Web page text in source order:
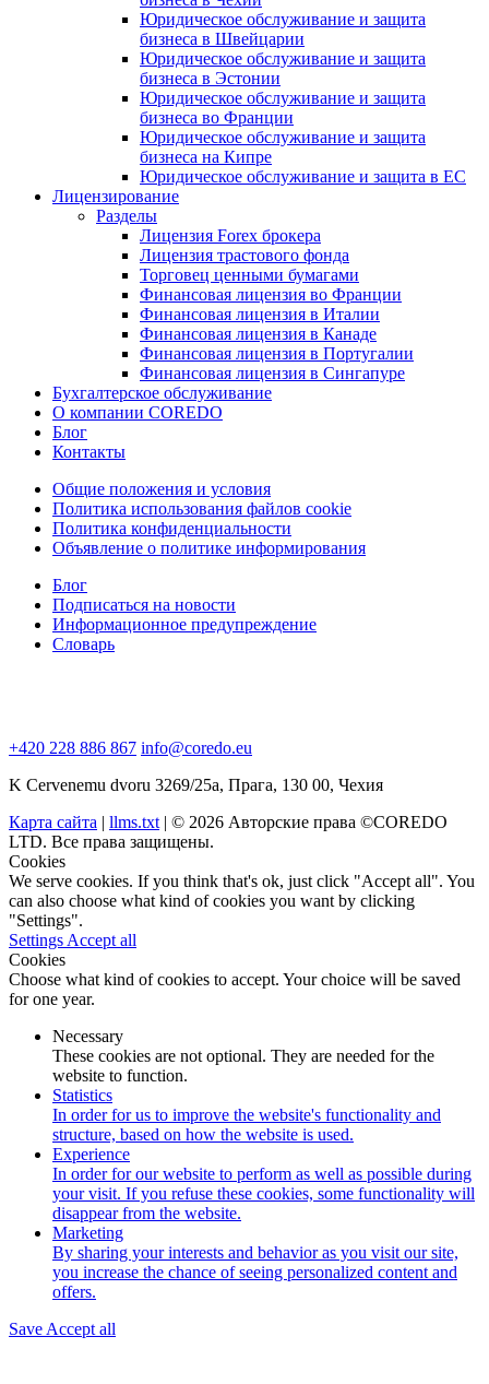
Юридическое обслуживание и защита
бизнеса в Швейцарии
Юридическое обслуживание и защита
бизнеса в Эстонии
Юридическое обслуживание и защита
бизнеса во Франции
Юридическое обслуживание и защита
бизнеса на Кипре
Юридическое обслуживание и защита в ЕС
Лицензирование
Разделы
Лицензия Forex брокера
Лицензия трастового фонда
Торговец ценными бумагами
Финансовая лицензия во Франции
Финансовая лицензия в Италии
Финансовая лицензия в Канаде
Финансовая лицензия в Португалии
Финансовая лицензия в Сингапуре
Бухгалтерское обслуживание
О компании COREDO
Блог
Контакты
Общие положения и условия
Политика использования файлов cookie
Политика конфиденциальности
Объявление о политике информирования
Блог
Подписаться на новости
Информационное предупреждение
Словарь
+420 228 886 867 info@coredo.eu
K Cervenemu dvoru 3269/25a, Прага, 130 00, Чехия
Карта сайта | llms.txt | © 2026 Авторские права ©COREDO
LTD. Все права защищены.
Cookies
We serve cookies. If you think that's ok, just click "Accept all". You
can also choose what kind of cookies you want by clicking
"Settings".
Settings Accept all
Cookies
Choose what kind of cookies to accept. Your choice will be saved
for one year.
Necessary
These cookies are not optional. They are needed for the
website to function.
Statistics
In order for us to improve the website's functionality and
structure, based on how the website is used.
Experience
In order for our website to perform as well as possible during
your visit. If you refuse these cookies, some functionality will
disappear from the website.
Marketing
By sharing your interests and behavior as you visit our site,
you increase the chance of seeing personalized content and
offers.
Save Accept all